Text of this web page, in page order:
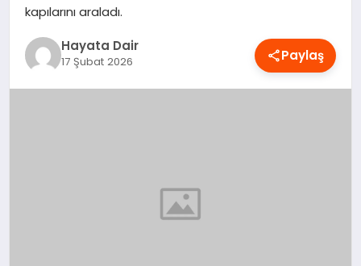
SAĞLIK
kapılarını araladı.
Hayata Dair
17 Şubat 2026 Paylaş